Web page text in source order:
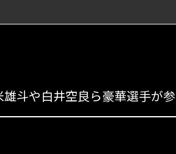
斗や白井空良ら豪華選手が参